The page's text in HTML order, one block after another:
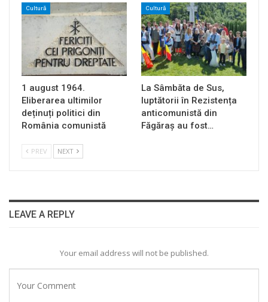
Cultură
1 august 1964.
Eliberarea ultimilor
deținuți politici din
România comunistă
Cultură
La Sâmbăta de Sus,
luptătorii în Rezistența
anticomunistă din
Făgăraș au fost…
PREV NEXT
LEAVE A REPLY
Your email address will not be published.